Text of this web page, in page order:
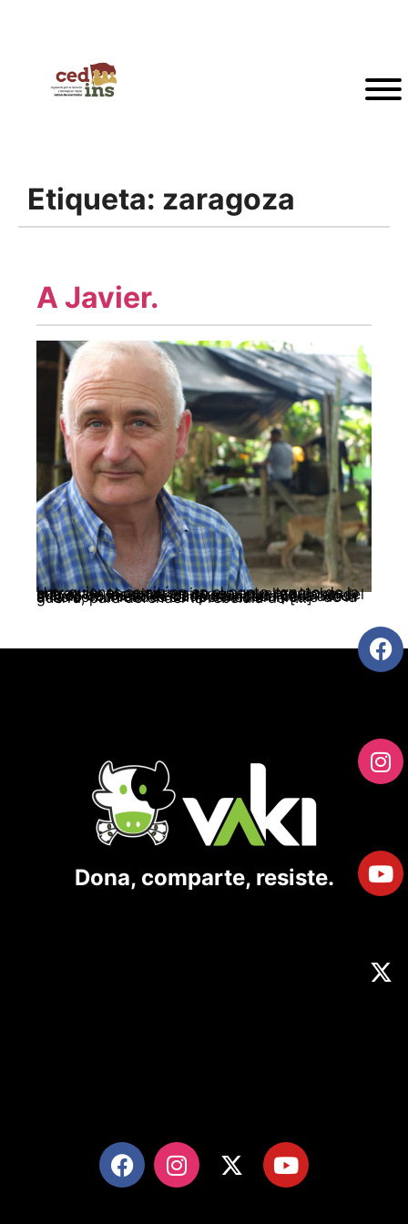
Etiqueta: zaragoza
A Javier.
Hay quienes se sitúan en el punto exacto de la entrega y el compromiso, en aquellas luchas que están inscritas en otras y que requieren del mayor de los sentidos humanistas. Situarse en el lado correcto de cada barricada para acudir a las comunidades campesinas en medio de la guerra, para defender la rebeldía de […]
Dona, comparte, resiste.